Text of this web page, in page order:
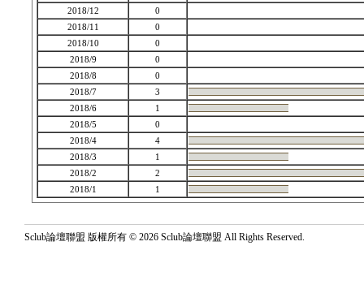
2018/12
0
2018/11
0
2018/10
0
2018/9
0
2018/8
0
2018/7
3
2018/6
1
2018/5
0
2018/4
4
2018/3
1
2018/2
2
2018/1
1
Sclub論壇聯盟 版權所有 © 2026 Sclub論壇聯盟 All Rights Reserved.